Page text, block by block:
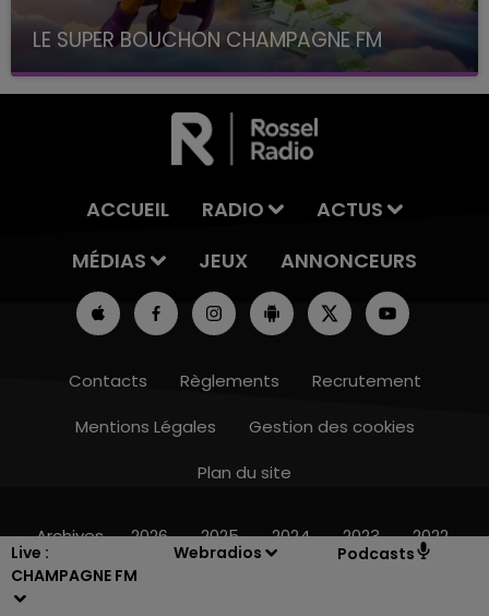
Live :
CHAMPAGNE FM
Webradios Podcasts
10h00 - 14h00
LE SUPER BOUCHON CHAMPAGNE FM
avec La Famille Champagne FM, à 8H10
ACCUEIL RADIO
ACTUS
MÉDIAS
JEUX ANNONCEURS
Contacts Règlements
Recrutement
Mentions Légales
Gestion des cookies
Plan du site
Archives 2026 2025 2024 2023 2022